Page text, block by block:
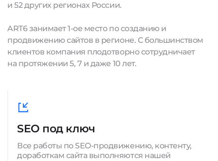
и 52 других регионах России.
ART6 занимает 1-ое место по созданию и
продвижению сайтов в регионе. С большинством
клиентов компания плодотворно сотрудничает
на протяжении 5, 7 и даже 10 лет.
SEO под ключ
Все работы по SEO-продвижению, контенту,
доработкам сайта выполняются нашей